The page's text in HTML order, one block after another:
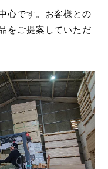
心です。お客様との
をご提案していただ